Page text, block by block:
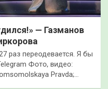
— Газманов
раз переодевается. Я бы
Фото, видео:
Pravda;…